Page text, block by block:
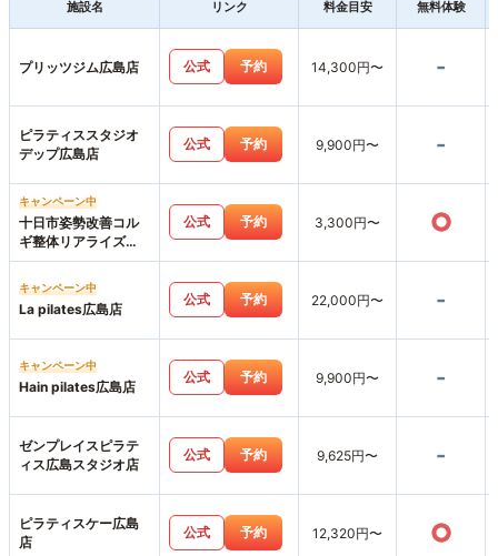
施設名 リンク 料金目安 無料体験
プリッツジム広島店 公式 予約 14,300円〜 -
ピラティススタジオ
デップ広島店
公式 予約 9,900円〜 -
キャンペーン中
十日市姿勢改善コル
ギ整体リアライズ
【パーソナルジムリ
アライズ】LIARAISE
公式 予約 3,300円〜 ○
キャンペーン中
La pilates広島店
公式 予約 22,000円〜 -
キャンペーン中
Hain pilates広島店
公式 予約 9,900円〜 -
ゼンプレイスピラテ
ィス広島スタジオ店
公式 予約 9,625円〜 -
ピラティスケー広島
店
公式 予約 12,320円〜 ○